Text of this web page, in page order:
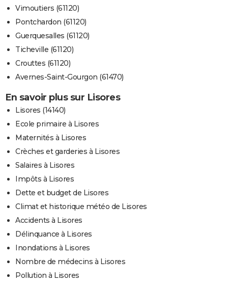
Vimoutiers (61120)
Pontchardon (61120)
Guerquesalles (61120)
Ticheville (61120)
Crouttes (61120)
Avernes-Saint-Gourgon (61470)
En savoir plus sur Lisores
Lisores (14140)
Ecole primaire à Lisores
Maternités à Lisores
Crèches et garderies à Lisores
Salaires à Lisores
Impôts à Lisores
Dette et budget de Lisores
Climat et historique météo de Lisores
Accidents à Lisores
Délinquance à Lisores
Inondations à Lisores
Nombre de médecins à Lisores
Pollution à Lisores